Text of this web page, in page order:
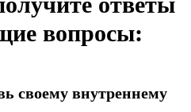
вопросы:
своему внутреннему